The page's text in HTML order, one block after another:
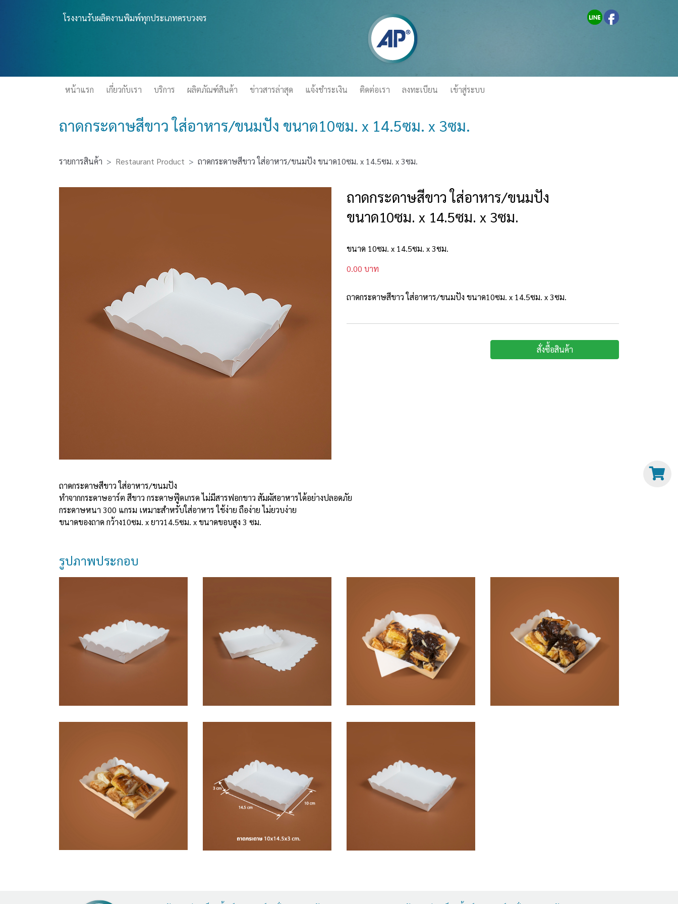
โรงงานรับผลิตงานพิมพ์ทุกประเภทครบวงจร
หน้าแรก (CURRENT)
เกี่ยวกับเรา บริการ ผลิตภัณฑ์สินค้า ข่าวสารล่าสุด แจ้งชำระเงิน ติดต่อเรา ลงทะเบียน เข้าสู่ระบบ
ถาดกระดาษสีขาว ใส่อาหาร/ขนมปัง ขนาด10ซม. x 14.5ซม. x 3ซม.
รายการสินค้า Restaurant Product ถาดกระดาษสีขาว ใส่อาหาร/ขนมปัง ขนาด10ซม. x 14.5ซม. x 3ซม.
ถาดกระดาษสีขาว ใส่อาหาร/ขนมปัง
ขนาด10ซม. x 14.5ซม. x 3ซม.
ขนาด 10ซม. x 14.5ซม. x 3ซม.
0.00 บาท
ถาดกระดาษสีขาว ใส่อาหาร/ขนมปัง ขนาด10ซม. x 14.5ซม. x 3ซม.
สั่งซื้อสินค้า
ถาดกระดาษสีขาว ใส่อาหาร/ขนมปัง
ทำจากกระดาษอาร์ต สีขาว กระดาษฟู๊ดเกรด ไม่มีสารฟอกขาว สัมผัสอาหารได้อย่างปลอดภัย
กระดาษหนา 300 แกรม เหมาะสำหรับใส่อาหาร ใช้ง่าย ถือง่าย ไม่ยวบง่าย
ขนาดของถาด กว้าง10ซม. x ยาว14.5ซม. x ขนาดขอบสูง 3 ซม.
รูปภาพประกอบ